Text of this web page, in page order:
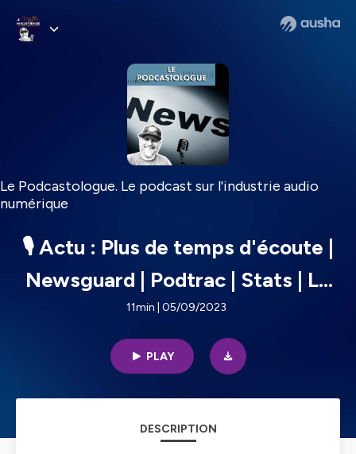
Le Podcastologue. Le podcast sur l'industrie audio
numérique
🎙️ Actu : Plus de temps d'écoute |
Newsguard | Podtrac | Stats | Le
10 mai 2023
11min | 05/09/2023
PLAY
DESCRIPTION